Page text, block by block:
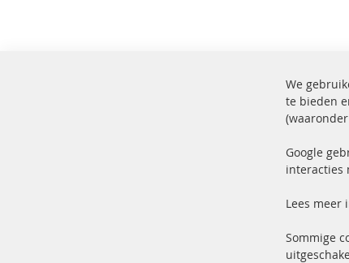
We
te bieden
Google
interacties
Lees meer
Sommige